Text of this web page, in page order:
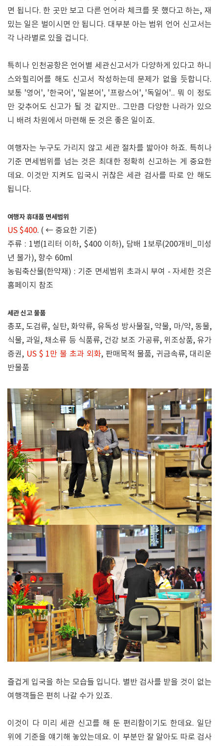
면 됩니다. 한 곳만 보고 다른 언어라 체크를 못 했다고 하는, 재
밌는 일은 벌이시면 안 됩니다. 대부분 아는 범위 언어 신고서는
각 나라별로 있을 겁니다.
특히나 인천공항은 언어별 세관신고서가 다양하게 있다고 하니
스와힐리어를 해도 신고서 작성하는데 문제가 없을 듯합니다.
보통 '영어', '한국어', '일본어', '프랑스어', '독일어'.. 뭐 이 정도
만 갖추어도 신고가 될 것 같지만.. 그만큼 다양한 나라가 있으
니 배려 차원에서 마련해 둔 것은 좋은 일이죠.
여행자는 누구도 가리지 않고 세관 절차를 밟아야 하죠. 특히나
기준 면세범위를 넘는 것은 최대한 정확히 신고하는 게 중요한
데요. 이것만 지켜도 입국시 귀찮은 세관 검사를 따로 안 해도
됩니다.
여행자 휴대품 면세범위
US $400. ( ← 중요한 기준)
주류 : 1병(1리터 이하, $400 이하), 담배 1보루(200개비_미성
년 불가), 향수 60ml
농림축산물(한약재) : 기준 면세범위 초과시 부여 - 자세한 것은
홈페이지 참조
세관 신고 물품
총포, 도검류, 실탄, 화약류, 유독성 방사물질, 약물, 마/약, 동물,
식물, 과일, 채소류 등 식품류, 건강 보조 가공류, 위조상품, 유가
증권, US $ 1만 불 초과 외화, 판매목적 물품, 귀금속류, 대리운
반물품
즐겁게 입국을 하는 모습들 입니다. 별반 검사를 받을 것이 없는
여행객들은 편히 나갈 수가 있죠.
이것이 다 미리 세관 신고를 해 둔 편리함이기도 한데요. 일단
위에 기준을 얘기해 놓았는데요. 이 부분만 잘 알아도 따로 검사